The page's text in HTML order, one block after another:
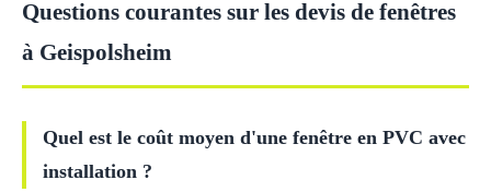
Questions courantes sur les devis de fenêtres
à Geispolsheim
Quel est le coût moyen d'une fenêtre en PVC avec
installation ?